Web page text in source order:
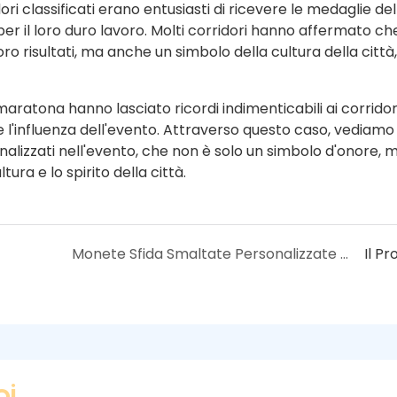
classificati erano entusiasti di ricevere le medaglie
il loro duro lavoro. Molti corridori hanno affermato
risultati, ma anche un simbolo della cultura della
hanno lasciato ricordi indimenticabili ai
dell'evento. Attraverso questo caso, vediamo
nell'evento, che non è solo un simbolo d'onore,
e lo spirito della città.
Monete Sfida Smaltate Personalizzate - Design personalizzato durevole Il